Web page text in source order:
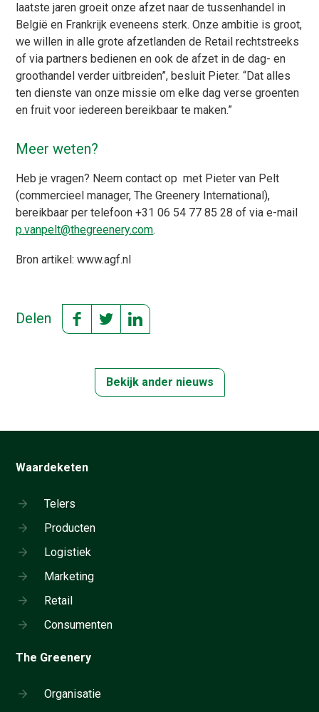
laatste jaren groeit onze afzet naar de tussenhandel in
België en Frankrijk eveneens sterk. Onze ambitie is groot,
we willen in alle grote afzetlanden de Retail rechtstreeks
of via partners bedienen en ook de afzet in de dag- en
groothandel verder uitbreiden”, besluit Pieter. “Dat alles
ten dienste van onze missie om elke dag verse groenten
en fruit voor iedereen bereikbaar te maken.”
Meer weten?
Heb je vragen? Neem contact op met Pieter van Pelt
(commercieel manager, The Greenery International),
bereikbaar per telefoon +31 06 54 77 85 28 of via e-mail
p.vanpelt@thegreenery.com.
Bron artikel: www.agf.nl
Delen
Bekijk ander nieuws
Waardeketen
Telers
Producten
Logistiek
Marketing
Retail
Consumenten
The Greenery
Organisatie